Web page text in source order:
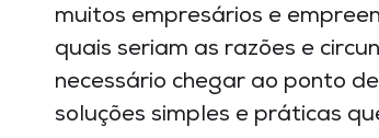
muitos empresários e
quais seriam as razões e
necessário chegar ao ponto
soluções simples e práticas